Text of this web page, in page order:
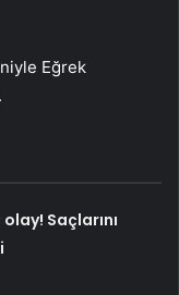
Eğrek
Saçlarını